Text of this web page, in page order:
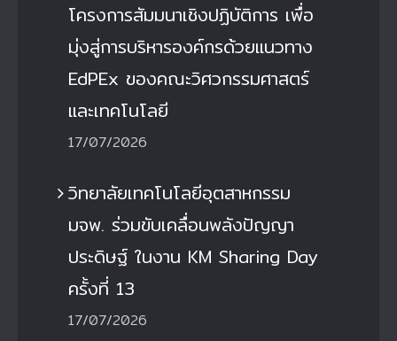
โครงการสัมมนาเชิงปฏิบัติการ เพื่อ
มุ่งสู่การบริหารองค์กรด้วยแนวทาง
EdPEx ของคณะวิศวกรรมศาสตร์
และเทคโนโลยี
17/07/2026
วิทยาลัยเทคโนโลยีอุตสาหกรรม
มจพ. ร่วมขับเคลื่อนพลังปัญญา
ประดิษฐ์ ในงาน KM Sharing Day
ครั้งที่ 13
17/07/2026